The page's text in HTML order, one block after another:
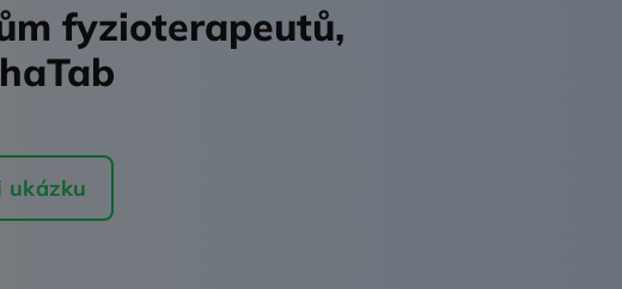
fyzioterapeutů,
ukázku